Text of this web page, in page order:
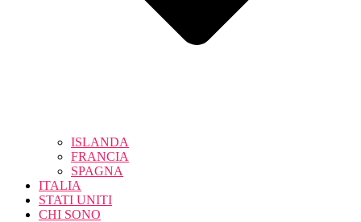
ISLANDA
FRANCIA
SPAGNA
ITALIA
STATI UNITI
CHI SONO